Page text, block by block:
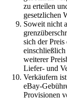
zu erteilen
gesetzlichen
Soweit nicht
sich der
weiterer
Liefer- und
Verkäufern
eBay-
Provisionen